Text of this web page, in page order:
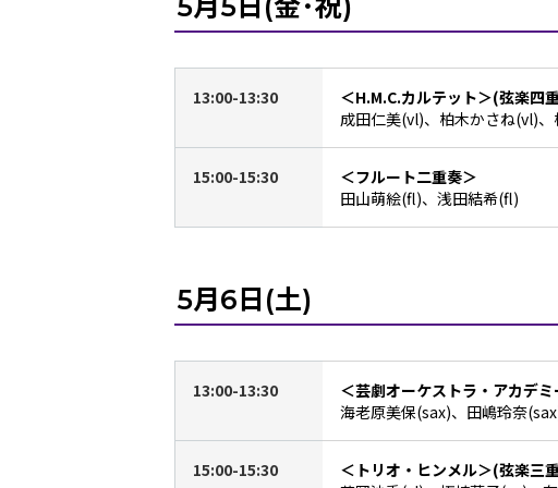
5月5日(金･祝)
13:00-13:30
＜H.M.C.カルテット＞(弦楽四
成田仁美(vl)、柏木かさね(vl)
15:00-15:30
＜フルート二重奏＞
田山萌絵(fl)、浅田結希(fl)
5月6日(土)
13:00-13:30
＜芸劇オーケストラ・アカデ
海老原美保(sax)、田嶋玲奈
15:00-15:30
＜トリオ・ヒンメル＞(弦楽三